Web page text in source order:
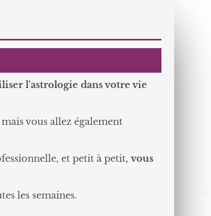
l'astrologie dans votre vie
vous allez également
et petit à petit, vous
les semaines.